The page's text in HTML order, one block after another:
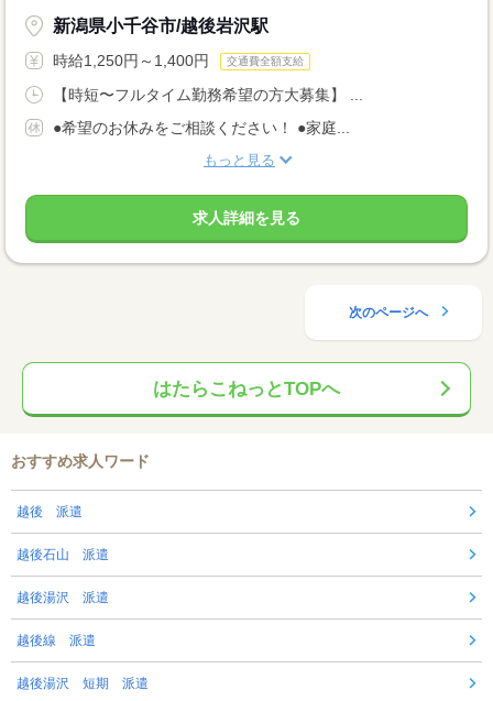
新潟県小千谷市/越後岩沢駅
時給1,250円～1,400円 交通費全額支給
【時短〜フルタイム勤務希望の方大募集】 ...
●希望のお休みをご相談ください！ ●家庭...
もっと見る
求人詳細を見る
次のページへ
はたらこねっとTOPへ
おすすめ求人ワード
越後 派遣
越後石山 派遣
越後湯沢 派遣
越後線 派遣
越後湯沢 短期 派遣